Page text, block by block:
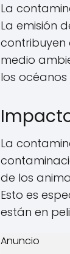
La
La emisión
contribuyen
medio
los
La
de los
Esto es
están en
Anuncio